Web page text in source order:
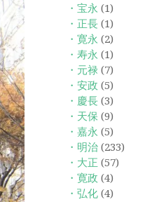
・宝永 (1)
・正長(1)
・寛永 (2)
・寿永 (1)
・元禄(7)
・安政 (5)
・慶長(3)
・天保 (9)
・嘉永 (5)
・明治(233)
・大正 (57)
・寛政 (4)
・弘化(4)